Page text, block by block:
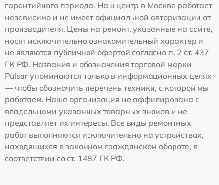
гарантийного периода. Наш центр в Москве работает
независимо и не имеет официальной авторизации от
производителя. Цены на ремонт, указанные на сайте,
носят исключительно ознакомительный характер и
не являются публичной офертой согласно п. 2 ст. 437
ГК РФ. Названия и обозначения торговой марки
Pulsar упоминаются только в информационных целях
— чтобы обозначить перечень техники, с которой мы
работаем. Наша организация не аффилирована с
владельцами указанных товарных знаков и не
представляет их интересы. Все виды ремонтных
работ выполняются исключительно на устройствах,
находящихся в законном гражданском обороте, в
соответствии со ст. 1487 ГК РФ.